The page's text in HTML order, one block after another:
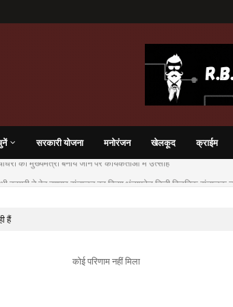
सरकारी योजना मनोरंजन खेलकूद क्राईम
कुमारी ने देह व्यापार संचालन का किया भंडाफोड़ निजी क्लिनिक संचालक डॉ
हैं
कोई परिणाम नहीं मिला